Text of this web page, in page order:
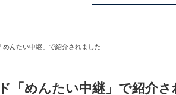
めんたい中継」で紹介されました
「めんたい中継」で紹介さ